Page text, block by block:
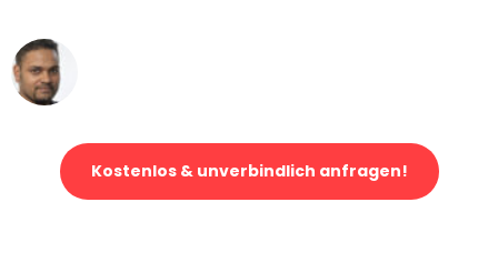
Kostenlos & unverbindlich anfragen!